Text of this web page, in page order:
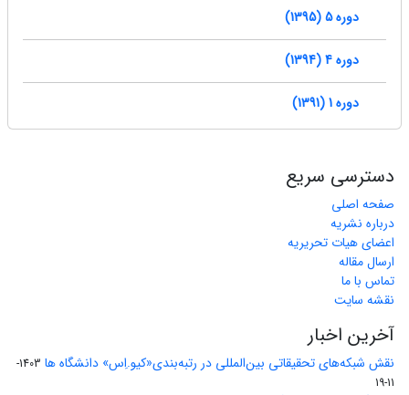
دوره 5 (1395)
دوره 4 (1394)
دوره 1 (1391)
دسترسی سریع
صفحه اصلی
درباره نشریه
اعضای هیات تحریریه
ارسال مقاله
تماس با ما
نقشه سایت
آخرین اخبار
نقش شبکه‌های تحقیقاتی بین‌المللی در رتبه‌بندی«کیو.اِس» دانشگاه ها
1403-
11-19